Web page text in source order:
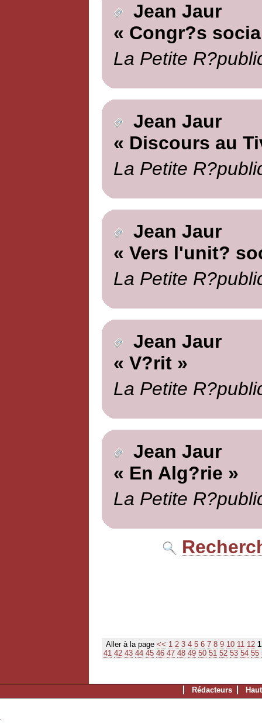
Jean Jaur
« Congr?s
La Petite
Jean Jaur
« Discours au
La Petite
Jean Jaur
« Vers l'unit?
La Petite
Jean Jaur
« V?rit »
La Petite
Jean Jaur
« En Alg?rie »
La Petite
Aller à la page << 1 2 3 4 5 6 7 8 9 10 11 12
41 42 43 44 45 46 47 48 49 50 51 52 53 54 55
Rédacteurs